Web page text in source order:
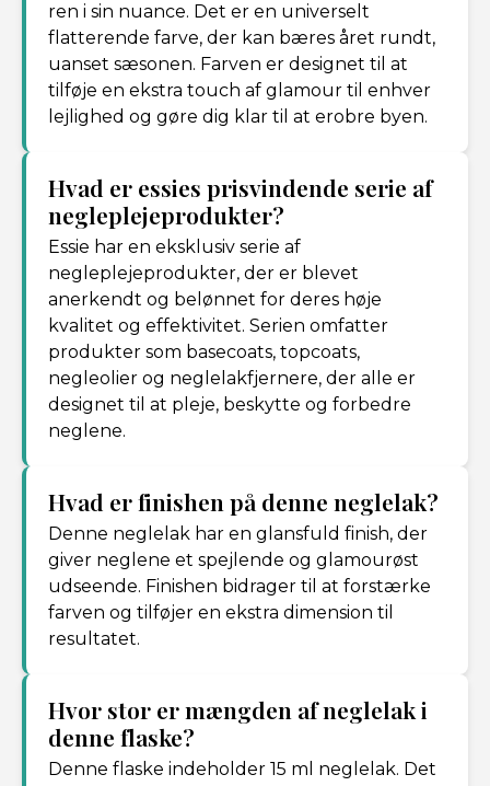
ren i sin nuance. Det er en universelt
flatterende farve, der kan bæres året rundt,
uanset sæsonen. Farven er designet til at
tilføje en ekstra touch af glamour til enhver
lejlighed og gøre dig klar til at erobre byen.
Hvad er essies prisvindende serie af
negleplejeprodukter?
Essie har en eksklusiv serie af
negleplejeprodukter, der er blevet
anerkendt og belønnet for deres høje
kvalitet og effektivitet. Serien omfatter
produkter som basecoats, topcoats,
negleolier og neglelakfjernere, der alle er
designet til at pleje, beskytte og forbedre
neglene.
Hvad er finishen på denne neglelak?
Denne neglelak har en glansfuld finish, der
giver neglene et spejlende og glamourøst
udseende. Finishen bidrager til at forstærke
farven og tilføjer en ekstra dimension til
resultatet.
Hvor stor er mængden af neglelak i
denne flaske?
Denne flaske indeholder 15 ml neglelak. Det